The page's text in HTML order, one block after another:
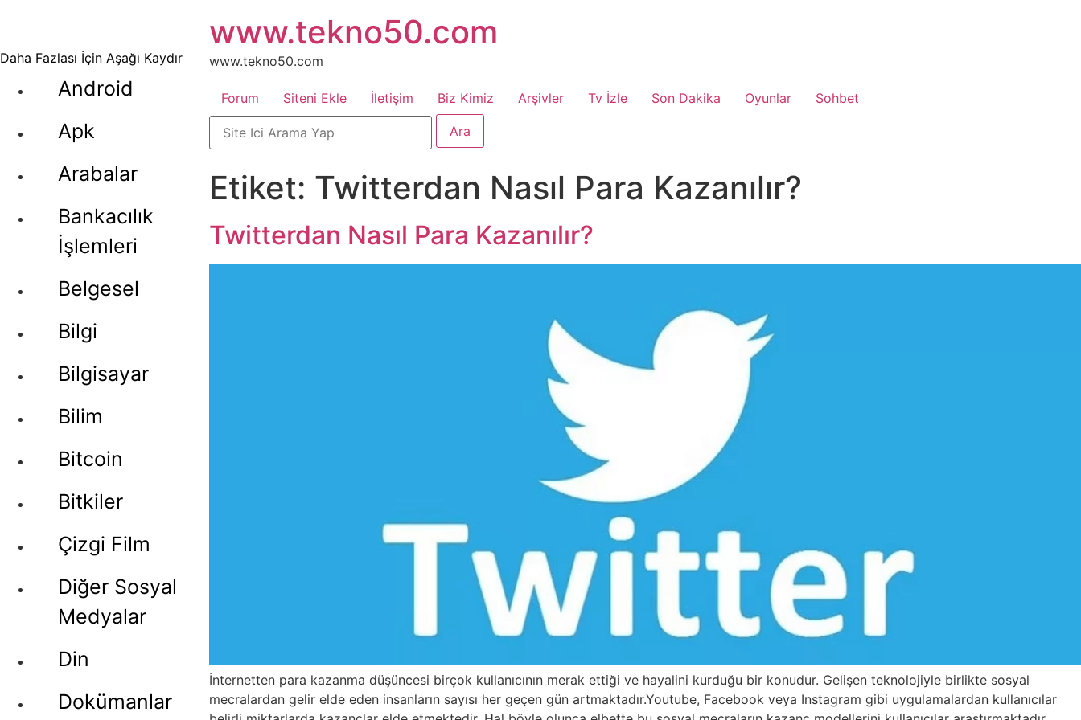
Daha Fazlası İçin Aşağı Kaydır
Android
Apk
Arabalar
Bankacılık
İşlemleri
Belgesel
Bilgi
Bilgisayar
Bilim
Bitcoin
Bitkiler
Çizgi Film
Diğer Sosyal
Medyalar
Din
Dokümanlar
atla
www.tekno50.com
www.tekno50.com
Forum Siteni Ekle İletişim Biz Kimiz Arşivler Tv İzle Son Dakika Oyunlar Sohbet
Etiket: Twitterdan Nasıl Para Kazanılır?
Twitterdan Nasıl Para Kazanılır?
İnternetten para kazanma düşüncesi birçok kullanıcının merak ettiği ve hayalini kurduğu bir konudur. Gelişen teknolojiyle birlikte sosyal
mecralardan gelir elde eden insanların sayısı her geçen gün artmaktadır.Youtube, Facebook veya Instagram gibi uygulamalardan kullanıcılar